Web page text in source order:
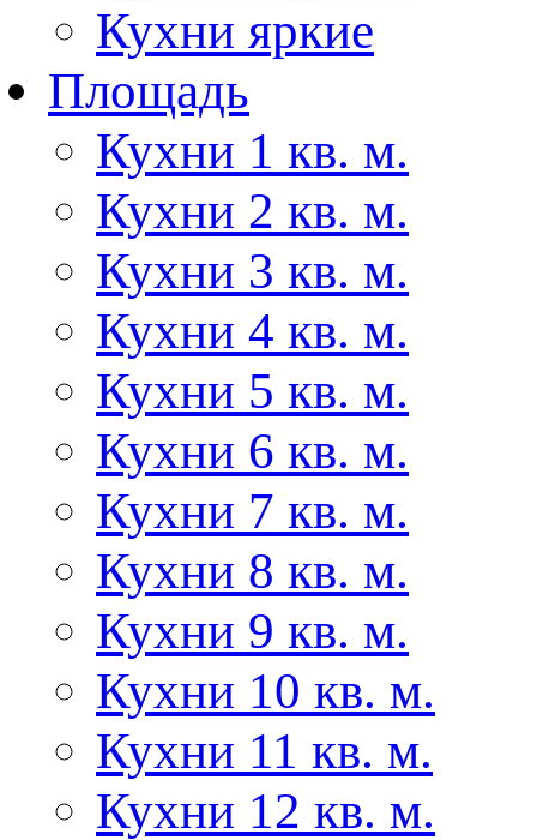
Кухни яркие
Площадь
Кухни 1 кв. м.
Кухни 2 кв. м.
Кухни 3 кв. м.
Кухни 4 кв. м.
Кухни 5 кв. м.
Кухни 6 кв. м.
Кухни 7 кв. м.
Кухни 8 кв. м.
Кухни 9 кв. м.
Кухни 10 кв. м.
Кухни 11 кв. м.
Кухни 12 кв. м.